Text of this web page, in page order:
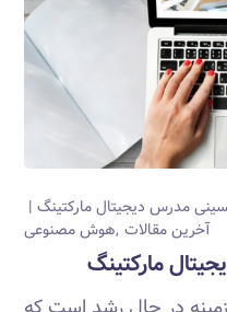
مدرس دیجیتال مارکتینگ
آخرین مقالات هوش مصنوعی
مارکتینگ